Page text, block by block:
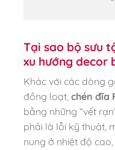
Tại sao bộ sưu
xu hướng decor
Khác với các dòng
đồng loạt, chén đĩa
bằng những “vết
phải là lỗi kỹ thuật,
nung ở nhiệt độ